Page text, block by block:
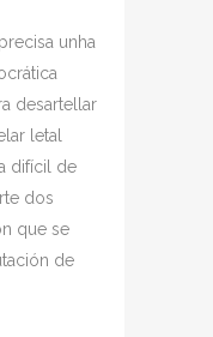
unha
desartellar
letal
difícil de
dos
que se
de